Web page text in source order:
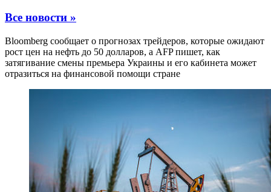
Все новости »
Bloomberg сообщает о прогнозах трейдеров, которые ожидают
рост цен на нефть до 50 долларов, а AFP пишет, как
затягивание смены премьера Украины и его кабинета может
отразиться на финансовой помощи стране